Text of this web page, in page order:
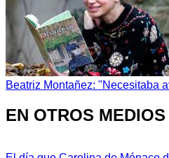
Beatriz Montañez: "Necesitaba
EN OTROS MEDIOS